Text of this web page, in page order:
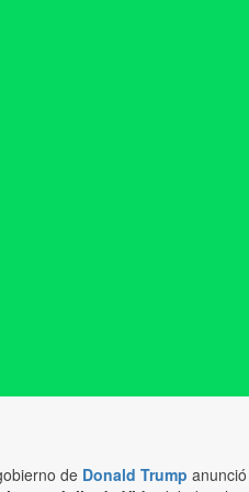
de Donald Trump anunció